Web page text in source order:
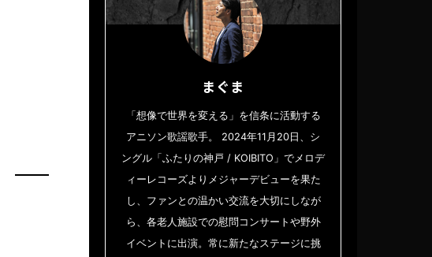
まぐま
「想像で世界を変える」を信条に活動する
アニソン歌謡歌手。 2024年11月20日、シ
ングル「ふたりの神戸 / KOIBITO」でメロデ
ィーレコーズよりメジャーデビューを果た
し、ファンとの温かい交流を大切にしなが
ら、各老人施設での慰問コンサートや野外
イベントに出演。常に新たなステージに挑